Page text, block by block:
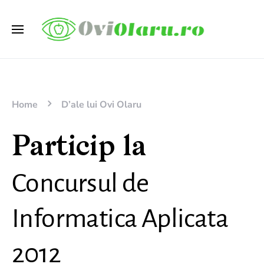
Home D’ale lui Ovi Olaru
Particip la
Concursul de
Informatica Aplicata
2012